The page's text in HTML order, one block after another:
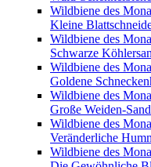
Wildbiene des
Kleine
Wildbiene des
Schwarze
Wildbiene des
Goldene
Wildbiene des
Große Weiden-
Wildbiene des
Veränderliche
Wildbiene des